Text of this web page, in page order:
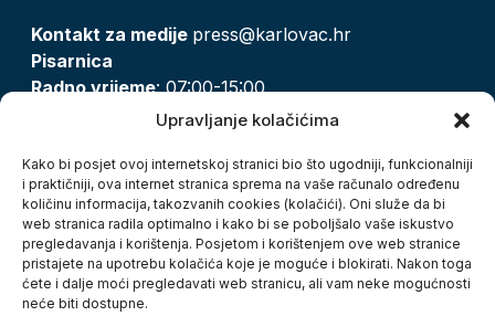
Upravljanje kolačićima
Kako bi posjet ovoj internetskoj stranici bio što ugodniji, funkcionalniji
i praktičniji, ova internet stranica sprema na vaše računalo određenu
količinu informacija, takozvanih cookies (kolačići). Oni služe da bi
web stranica radila optimalno i kako bi se poboljšalo vaše iskustvo
pregledavanja i korištenja. Posjetom i korištenjem ove web stranice
pristajete na upotrebu kolačića koje je moguće i blokirati. Nakon toga
ćete i dalje moći pregledavati web stranicu, ali vam neke mogućnosti
neće biti dostupne.
Kontakt za medije press@karlovac.hr
Pisarnica
Radno vrijeme: 07:00-15:00
pisarnica@karlovac.hr
Zaštita osobnih podataka
Pristup informacijama
Kolačići
Izjava o pristupačnosti